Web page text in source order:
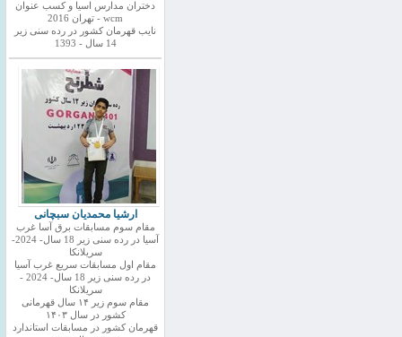
دختران مدارس اسیا و کسب عنوان
wcm - تهران 2016
نایب قهرمان کشور در رده سنی زیر
14 سال - 1393
ارشیا محمدیان سبچانی
مقام سوم مسابقات برق آسا غرب
آسیا در رده سنی زیر 18 سال- 2024-
سریلانکا
مقام اول مسابقات سریع غرب آسیا
در رده سنی زیر 18 سال- 2024 -
سریلانکا
مقام سوم زیر ۱۴ سال قهرمانی
کشور در سال ۱۴۰۳
قهرمان کشور در مسابقات استاندارد